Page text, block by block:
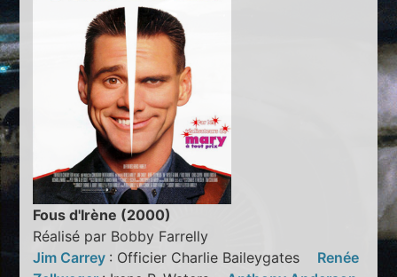
Fous d'Irène (2000)
Réalisé par Bobby Farrelly
Jim Carrey : Officier Charlie Baileygates Renée